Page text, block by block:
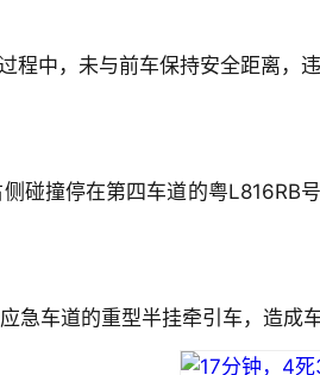
程中，未与前车保持安全距离
碰撞停在第四车道的粤
急车道的重型半挂牵引车，造